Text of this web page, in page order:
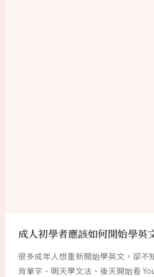
成人初學者應該如何開始學英
很多成年人想重新開始學英文，卻不
背單字、明天學文法、後天開始看